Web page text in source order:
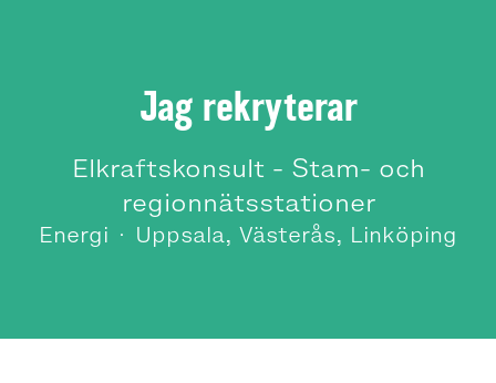
Jag rekryterar
Elkraftskonsult - Stam- och
regionnätsstationer
Energi · Uppsala, Västerås, Linköping